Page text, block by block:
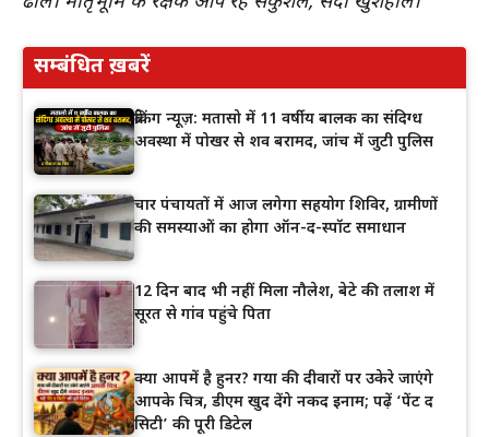
सम्बंधित ख़बरें
ब्रेकिंग न्यूज़: मतासो में 11 वर्षीय बालक का संदिग्ध
अवस्था में पोखर से शव बरामद, जांच में जुटी पुलिस
चार पंचायतों में आज लगेगा सहयोग शिविर, ग्रामीणों
की समस्याओं का होगा ऑन-द-स्पॉट समाधान
12 दिन बाद भी नहीं मिला नौलेश, बेटे की तलाश में
सूरत से गांव पहुंचे पिता
क्या आपमें है हुनर? गया की दीवारों पर उकेरे जाएंगे
आपके चित्र, डीएम खुद देंगे नकद इनाम; पढ़ें ‘पेंट द
सिटी’ की पूरी डिटेल